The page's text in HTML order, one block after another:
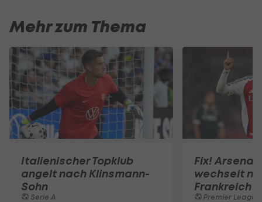
Mehr zum Thema
Italienischer Topklub
angelt nach Klinsmann-
Sohn
Serie A
Fix!
wechselt
Frankreich
Premier League